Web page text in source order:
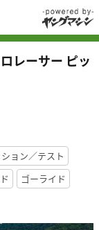
レーサー ピッ
ョン／テスト
ゴーライド